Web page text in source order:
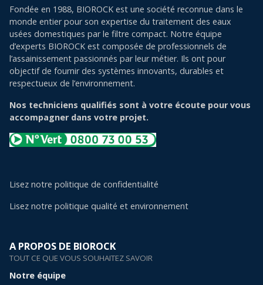
Fondée en 1988, BIOROCK est une société reconnue dans le
monde entier pour son expertise du traitement des eaux
usées domestiques par le filtre compact. Notre équipe
d’experts BIOROCK est composée de professionnels de
l’assainissement passionnés par leur métier. Ils ont pour
objectif de fournir des systèmes innovants, durables et
respectueux de l’environnement.
Nos techniciens qualifiés sont à votre écoute pour vous
accompagner dans votre projet.
Lisez notre politique de confidentialité
Lisez notre politique qualité et environnement
A PROPOS DE BIOROCK
TOUT CE QUE VOUS SOUHAITEZ SAVOIR
Notre équipe